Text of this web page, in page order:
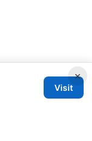
×
Visit